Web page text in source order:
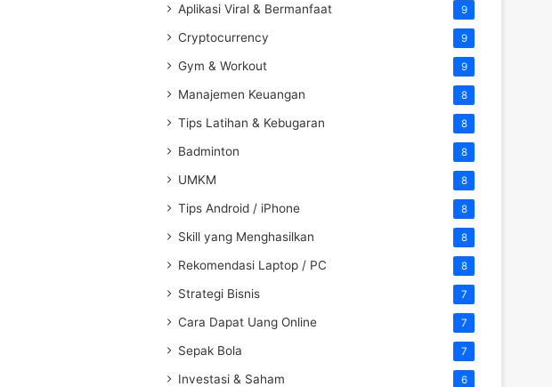
Aplikasi Viral & Bermanfaat 9
Cryptocurrency 9
Gym & Workout 9
Manajemen Keuangan 8
Tips Latihan & Kebugaran 8
Badminton 8
UMKM 8
Tips Android / iPhone 8
Skill yang Menghasilkan 8
Rekomendasi Laptop / PC 8
Strategi Bisnis 7
Cara Dapat Uang Online 7
Sepak Bola 7
Investasi & Saham 6